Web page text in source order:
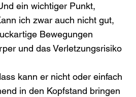
ein wichtiger Punkt,
ich zwar auch nicht gut,
Bewegungen
und das Verletzungsrisiko
kann er nicht oder einfach
in den Kopfstand bringen